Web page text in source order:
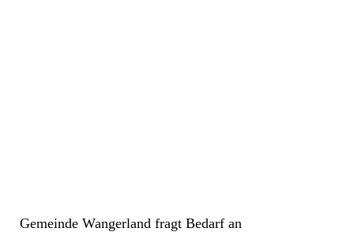
Gemeinde Wangerland fragt Bedarf an